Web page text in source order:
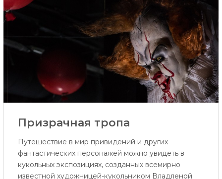
Призрачная тропа
Путешествие в мир привидений и других
фантастических персонажей можно увидеть в
кукольных экспозициях, созданных всемирно
известной художницей-кукольником Владленой.